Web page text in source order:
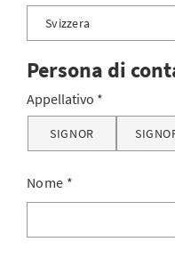
Persona di
Appellativo
SIGNOR
Nome *